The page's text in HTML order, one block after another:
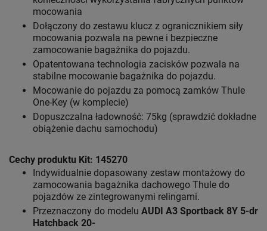
mocowania
Dołączony do zestawu klucz z ogranicznikiem siły
mocowania pozwala na pewne i bezpieczne
zamocowanie bagażnika do pojazdu.
Opatentowana technologia zacisków pozwala na
stabilne mocowanie bagażnika do pojazdu.
Mocowanie do pojazdu za pomocą zamków Thule
One-Key (w komplecie)
Dopuszczalna ładowność: 75kg (sprawdzić dokładne
obiążenie dachu samochodu)
Cechy produktu Kit: 145270
Indywidualnie dopasowany zestaw montażowy do
zamocowania bagażnika dachowego Thule do
pojazdów ze zintegrowanymi relingami.
Przeznaczony do modelu AUDI A3 Sportback 8Y 5-dr
Hatchback 20-